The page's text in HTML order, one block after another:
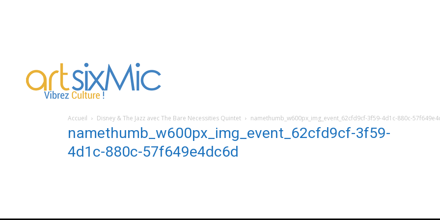
artsixMic
Accueil Disney & The Jazz avec The Bare Necessities Quintet namethumb_w600px_img_event_62cfd9cf-3f59-4d1c-880c-
namethumb_w600px_img_event_62cfd9cf-3f59-
4d1c-880c-57f649e4dc6d